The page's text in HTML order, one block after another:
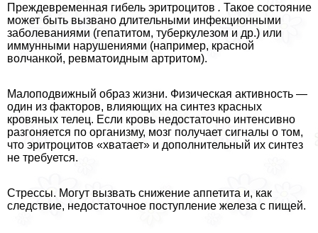
Преждевременная гибель эритроцитов . Такое состояние
может быть вызвано длительными инфекционными
заболеваниями (гепатитом, туберкулезом и др.) или
иммунными нарушениями (например, красной
волчанкой, ревматоидным артритом).
Малоподвижный образ жизни. Физическая активность —
один из факторов, влияющих на синтез красных
кровяных телец. Если кровь недостаточно интенсивно
разгоняется по организму, мозг получает сигналы о том,
что эритроцитов «хватает» и дополнительный их синтез
не требуется.
Стрессы. Могут вызвать снижение аппетита и, как
следствие, недостаточное поступление железа с пищей.